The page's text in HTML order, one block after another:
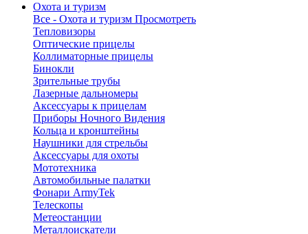
Охота и туризм
Все - Охота и туризм Просмотреть
Тепловизоры
Оптические прицелы
Коллиматорные прицелы
Бинокли
Зрительные трубы
Лазерные дальномеры
Аксессуары к прицелам
Приборы Ночного Видения
Кольца и кронштейны
Наушники для стрельбы
Аксессуары для охоты
Мототехника
Автомобильные палатки
Фонари ArmyTek
Телескопы
Метеостанции
Металлоискатели